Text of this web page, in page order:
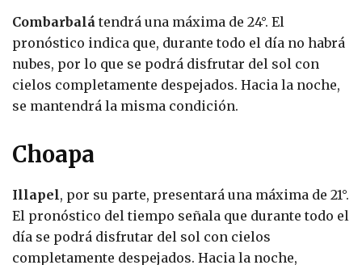
Combarbalá tendrá una máxima de 24°. El
pronóstico indica que, durante todo el día no habrá
nubes, por lo que se podrá disfrutar del sol con
cielos completamente despejados. Hacia la noche,
se mantendrá la misma condición.
Choapa
Illapel, por su parte, presentará una máxima de 21°.
El pronóstico del tiempo señala que durante todo el
día se podrá disfrutar del sol con cielos
completamente despejados. Hacia la noche,